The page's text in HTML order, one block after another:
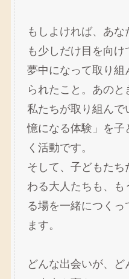
もしよければ、あ
も少しだけ目を向け
夢中になって取り組
られたこと。あのと
私たちが取り組んで
憶になる体験」を子
く活動です。
そして、子どもたち
わる大人たちも、も
る場を一緒につく
ます。
どんな出会いが、